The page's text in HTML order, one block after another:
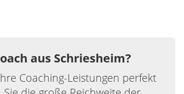
aus Schriesheim?
Coaching-Leistungen perfekt